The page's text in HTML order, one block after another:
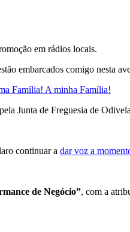
em rádios locais.
embarcados comigo nesta
Família! A minha Família!
Junta de Freguesia de
continuar a dar voz a
de Negócio”, com a